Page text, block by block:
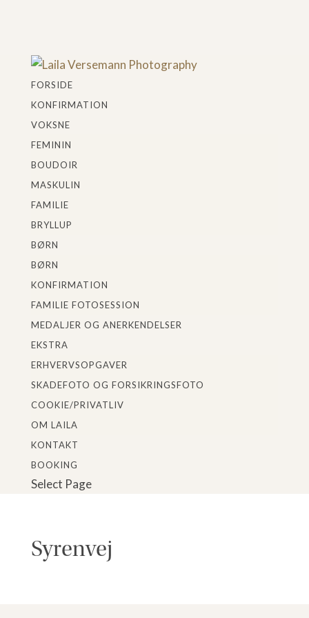
FORSIDE
KONFIRMATION
VOKSNE
FEMININ
BOUDOIR
MASKULIN
FAMILIE
BRYLLUP
BØRN
BØRN
KONFIRMATION
FAMILIE FOTOSESSION
MEDALJER OG ANERKENDELSER
EKSTRA
ERHVERVSOPGAVER
SKADEFOTO OG FORSIKRINGSFOTO
COOKIE/PRIVATLIV
OM LAILA
KONTAKT
BOOKING
Select Page
Syrenvej